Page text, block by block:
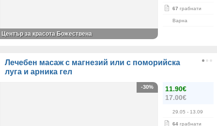
67 грабнати
Варна
Център за красота Божествена
Лечебен масаж с магнезий или с поморийска
луга и арника гел
11.90€
17.00€
29.05 - 13.09
64 грабнати
-30%